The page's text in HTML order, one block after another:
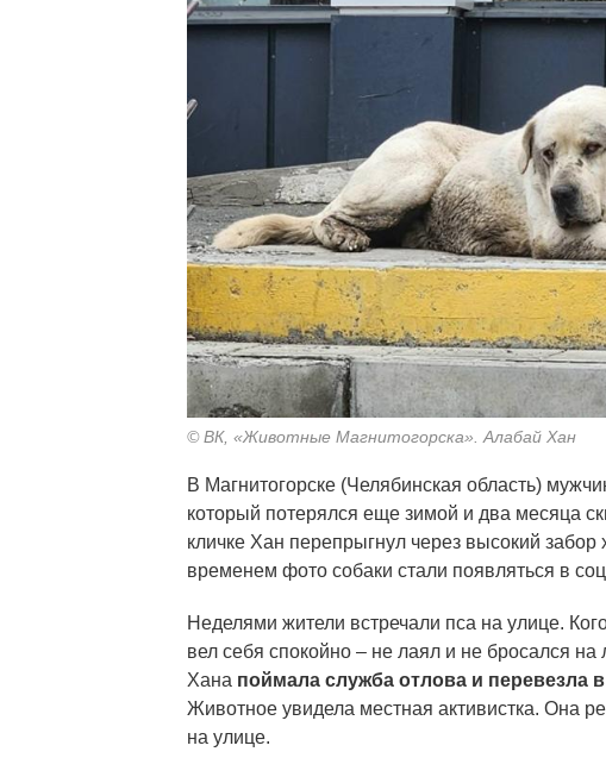
© ВК, «Животные Магнитогорска». Алабай Хан
В Магнитогорске (Челябинская область)
который потерялся еще зимой и два месяца
кличке Хан перепрыгнул через высокий забор
временем фото собаки стали появляться в
Неделями жители встречали пса на улице.
вел себя спокойно – не лаял и не бросался
Хана поймала служба отлова и перевезла
Животное увидела местная активистка. Она
на улице.